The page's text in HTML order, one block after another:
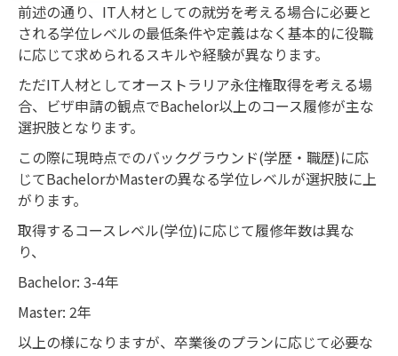
前述の通り、IT人材としての就労を考える場合に必要と
される学位レベルの最低条件や定義はなく基本的に役職
に応じて求められるスキルや経験が異なります。
ただIT人材としてオーストラリア永住権取得を考える場
合、ビザ申請の観点でBachelor以上のコース履修が主な
選択肢となります。
この際に現時点でのバックグラウンド(学歴・職歴)に応
じてBachelorかMasterの異なる学位レベルが選択肢に上
がります。
取得するコースレベル(学位)に応じて履修年数は異な
り、
Bachelor: 3-4年
Master: 2年
以上の様になりますが、卒業後のプランに応じて必要な